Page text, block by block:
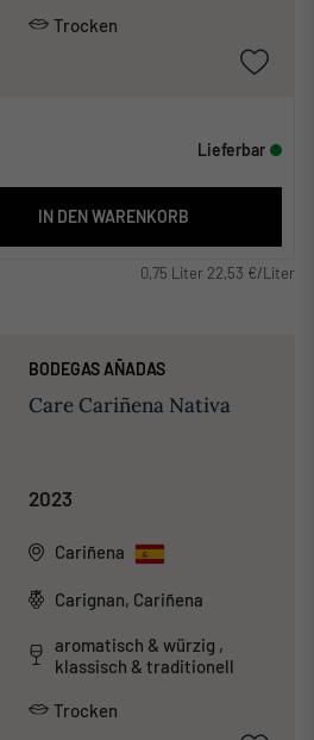
Trocken
Lieferbar
IN DEN WARENKORB
0,75 Liter 22,53 €/Liter
BODEGAS AÑADAS
Care Cariñena Nativa
2023
Cariñena
Carignan, Cariñena
aromatisch & würzig ,
klassisch & traditionell
Trocken